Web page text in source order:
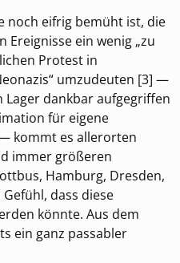
noch eifrig bemüht ist, die
ein wenig „zu
Protest in
umzudeuten [3] —
dankbar aufgegriffen
für eigene
kommt es allerorten
immer größeren
Hamburg, Dresden,
dass diese
könnte. Aus dem
ein ganz passabler